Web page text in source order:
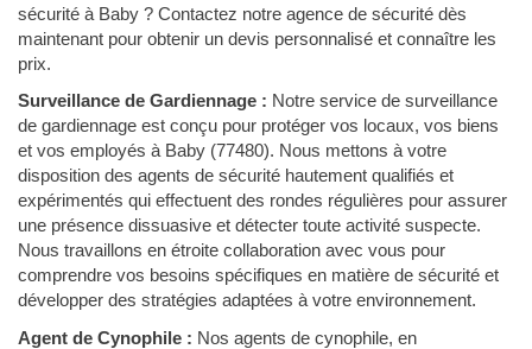
sécurité à Baby ? Contactez notre agence de sécurité dès
maintenant pour obtenir un devis personnalisé et connaître les
prix.
Surveillance de Gardiennage : Notre service de surveillance
de gardiennage est conçu pour protéger vos locaux, vos biens
et vos employés à Baby (77480). Nous mettons à votre
disposition des agents de sécurité hautement qualifiés et
expérimentés qui effectuent des rondes régulières pour assurer
une présence dissuasive et détecter toute activité suspecte.
Nous travaillons en étroite collaboration avec vous pour
comprendre vos besoins spécifiques en matière de sécurité et
développer des stratégies adaptées à votre environnement.
Agent de Cynophile : Nos agents de cynophile, en